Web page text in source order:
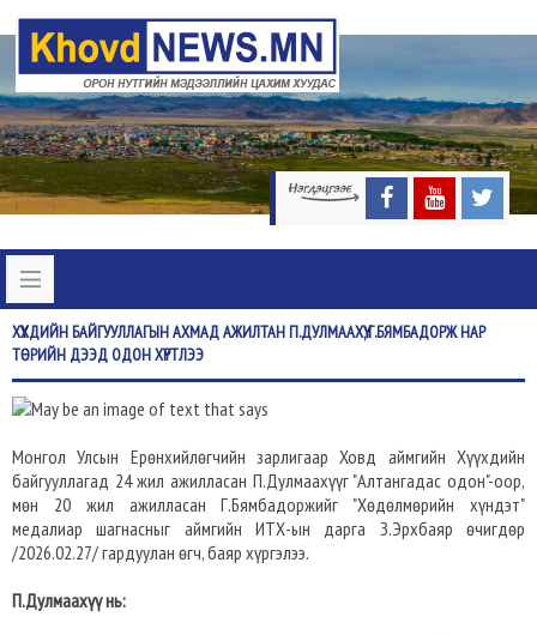
ХҮҮХДИЙНБАЙГУУЛЛАГЫН АХМАД АЖИЛТАН П.ДУЛМААХҮҮ, Г.БЯМБАДОРЖ НАР
ТӨРИЙН ДЭЭД ОДОН ХҮРТЛЭЭ
Монгол Улсын Ерөнхийлөгчийн зарлигаар Ховд аймгийн Хүүхдийн
байгууллагад 24 жил ажилласан П.Дулмаахүүг "Алтангадас одон"-оор,
мөн 20 жил ажилласан Г.Бямбадоржийг "Хөдөлмөрийн хүндэт"
медалиар шагнасныг аймгийн ИТХ-ын дарга З.Эрхбаяр өчигдөр
/2026.02.27/ гардуулан өгч, баяр хүргэлээ.
П.Дулмаахүү нь: